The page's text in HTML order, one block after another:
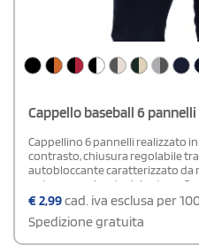
Cappello baseball 6
Cappellino 6 pannelli realizzato
contrasto, chiusura regolabile
autobloccante caratterizzato da
potere assorbente del
€2,99cad. iva esclusa per
Spedizione gratuita